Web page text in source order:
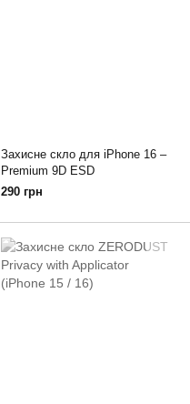
Захисне скло для iPhone 16 –
Premium 9D ESD
290 грн